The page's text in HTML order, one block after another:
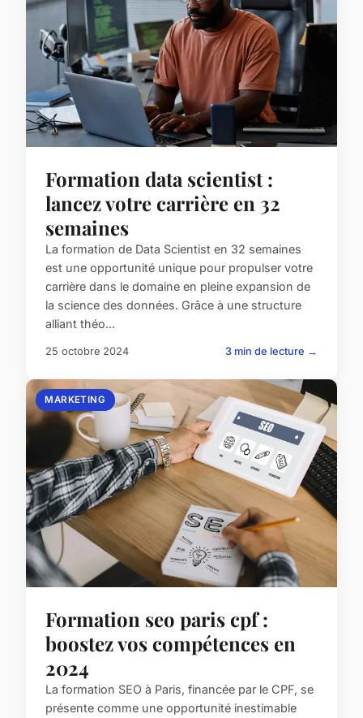
Formation data scientist :
lancez votre carrière en 32
semaines
La formation de Data Scientist en 32 semaines
est une opportunité unique pour propulser votre
carrière dans le domaine en pleine expansion de
la science des données. Grâce à une structure
alliant théo...
25 octobre 2024 3 min de lecture →
MARKETING
Formation seo paris cpf :
boostez vos compétences en
2024
La formation SEO à Paris, financée par le CPF, se
présente comme une opportunité inestimable